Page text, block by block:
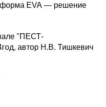
EVA — решение
"ПЕСТ-
автор Н.В. Тишкевич